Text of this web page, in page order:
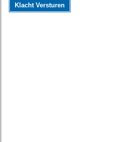
Klacht Versturen